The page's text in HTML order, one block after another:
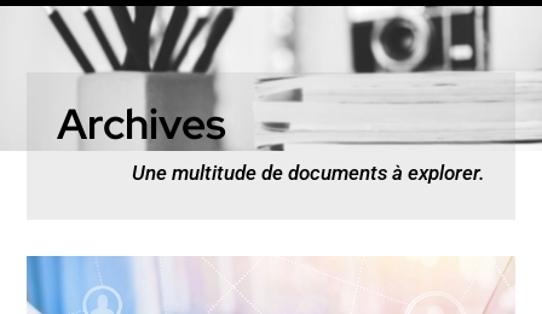
Archives
Une multitude de documents à explorer.